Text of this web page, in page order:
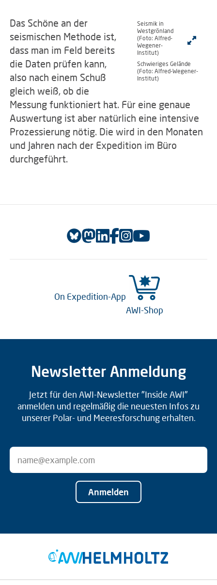
Seismik in
Westgrönland
(Foto: Alfred-
Wegener-
Institut)
Schwieriges Gelände
(Foto: Alfred-Wegener-
Institut)
Das Schöne an der
seismischen Methode ist,
dass man im Feld bereits
die Daten prüfen kann,
also nach einem Schuß
gleich weiß, ob die
Messung funktioniert hat. Für eine genaue
Auswertung ist aber natürlich eine intensive
Prozessierung nötig. Die wird in den Monaten
und Jahren nach der Expedition im Büro
durchgeführt.
On Expedition-App
AWI-Shop
Newsletter Anmeldung
Jetzt für den AWI-Newsletter "Inside AWI"
anmelden und regelmäßig die neuesten Infos zu
unserer Polar- und Meeresforschung erhalten.
Anmelden